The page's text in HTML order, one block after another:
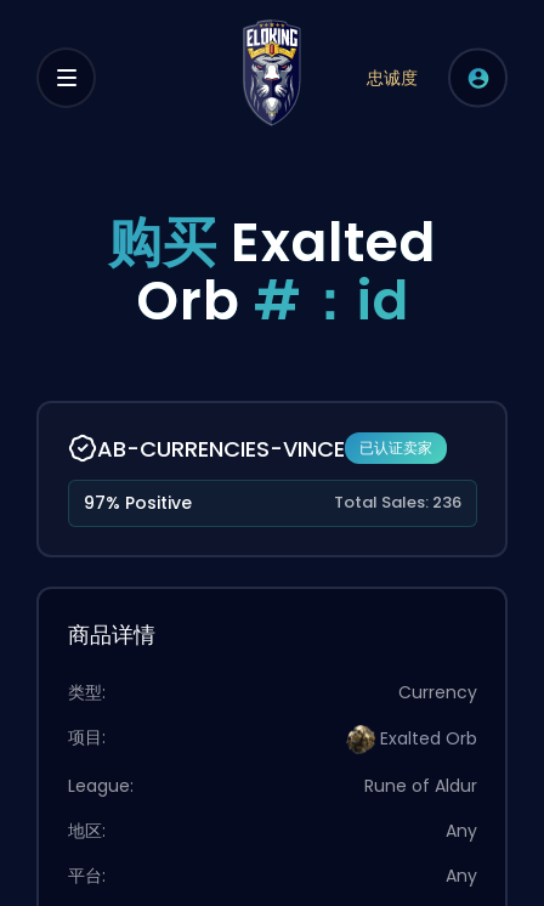
忠诚度
购买 Exalted
Orb #：id
AB-CURRENCIES-VINCE 已认证卖家
97% Positive Total Sales: 236
商品详情
类型:
Currency
项目:
Exalted Orb
League:
Rune of Aldur
地区:
Any
平台:
Any